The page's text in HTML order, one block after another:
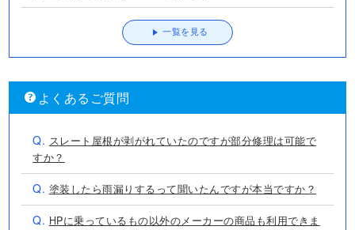
一覧を見る
よくあるご質問
Q. スレート屋根が剥がれていたのですが部分修理は可能で
すか？
Q. 塗装したら雨漏りするって聞いたんですが本当ですか？
Q. HPに乗っているもの以外のメーカーの商品も利用できま